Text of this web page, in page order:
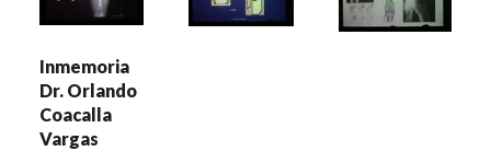
Inmemoria
Dr. Orlando
Coacalla
Vargas